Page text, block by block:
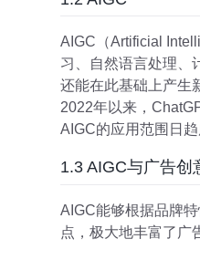
AIGC（Artificial
习、自然语言处理、
还能在此基础上产生
2022年以来，
AIGC的应用范围日
1.3 AIGC与广告创
AIGC能够根据品牌
点，极大地丰富了广